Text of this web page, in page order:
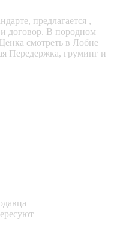
предлагается ,
договор. В породном
смотреть в Лобне
Передержка, груминг и